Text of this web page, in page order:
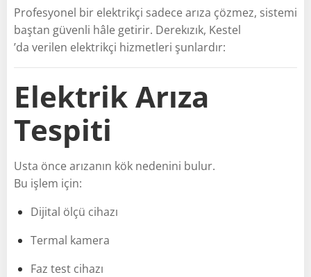
Profesyonel bir elektrikçi sadece arıza çözmez, sistemi
baştan güvenli hâle getirir. Derekızık, Kestel
’da verilen elektrikçi hizmetleri şunlardır:
Elektrik Arıza
Tespiti
Usta önce arızanın kök nedenini bulur.
Bu işlem için:
Dijital ölçü cihazı
Termal kamera
Faz test cihazı